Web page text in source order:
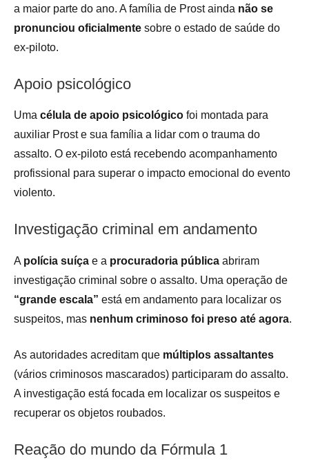
a maior parte do ano. A família de Prost ainda não se
pronunciou oficialmente sobre o estado de saúde do
ex-piloto.
Apoio psicológico
Uma célula de apoio psicológico foi montada para
auxiliar Prost e sua família a lidar com o trauma do
assalto. O ex-piloto está recebendo acompanhamento
profissional para superar o impacto emocional do evento
violento.
Investigação criminal em andamento
A polícia suíça e a procuradoria pública abriram
investigação criminal sobre o assalto. Uma operação de
“grande escala” está em andamento para localizar os
suspeitos, mas nenhum criminoso foi preso até agora.
As autoridades acreditam que múltiplos assaltantes
(vários criminosos mascarados) participaram do assalto.
A investigação está focada em localizar os suspeitos e
recuperar os objetos roubados.
Reação do mundo da Fórmula 1